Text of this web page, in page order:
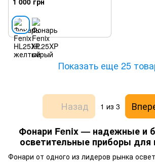
Показать еще 25
Назад 1 из 3
Фонари Fenix — надежные и
осветительные приборы
Фонари от одного из лидеров рынка